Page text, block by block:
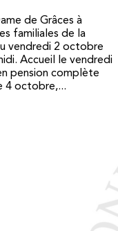
de Grâces à
familiales de la
vendredi 2 octobre
Accueil le vendredi
pension complète
4 octobre,...